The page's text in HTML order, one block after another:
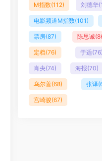
M指数(112) 刘德华
电影频道M指数(101)
票房(87) 陈思诚
定档(76) 于适(76)
肖央(74) 海报(70)
乌尔善(68) 张译
宫崎骏(67)